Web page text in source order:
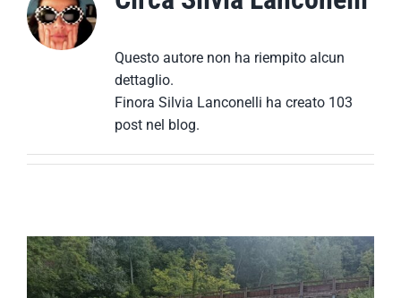
Amministrazione Trasparente
Albo Online – Gare
Questo autore non ha riempito alcun
dettaglio.
Finora Silvia Lanconelli ha creato 103
post nel blog.